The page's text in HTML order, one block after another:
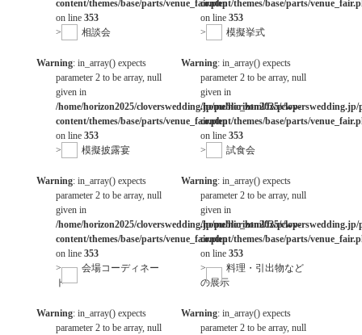
content/themes/base/parts/venue_fair.php
on line 353
>
相談会
content/themes/base/parts/
on line 353
>
模擬挙式
Warning: in_array() expects
parameter 2 to be array, null
given in
/home/horizon2025/cloverswedding.jp/public_html/fwp/wp-
content/themes/base/parts/venue_fair.php
on line 353
>
模擬披露宴
Warning: in_array() expects
parameter 2 to be array, null
given in
/home/horizon2025/
content/themes/base/parts/
on line 353
>
試食会
Warning: in_array() expects
parameter 2 to be array, null
given in
/home/horizon2025/cloverswedding.jp/public_html/fwp/wp-
content/themes/base/parts/venue_fair.php
on line 353
>
会場コーディネー
ト
Warning: in_array() expects
parameter 2 to be array, null
given in
/home/horizon2025/
content/themes/base/parts/
on line 353
>
料理・引出物など
の展示
Warning: in_array() expects
parameter 2 to be array, null
Warning: in_array() expects
parameter 2 to be array, null